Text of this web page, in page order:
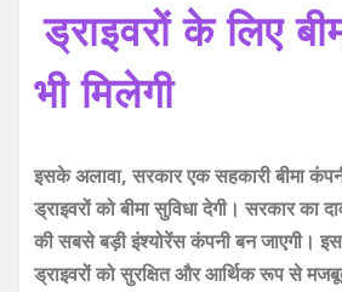
ड्राइवरों के लिए
भी मिलेगी
इसके अलावा, सरकार एक सहकारी बीमा
ड्राइवरों को बीमा सुविधा देगी। सरकार का
की सबसे बड़ी इंश्योरेंस कंपनी बन जाएगी।
ड्राइवरों को सुरक्षित और आर्थिक रूप से